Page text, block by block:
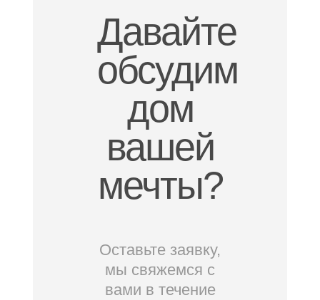
Давайте
обсудим
дом
вашей
мечты?
Оставьте заявку,
мы свяжемся с
вами в течение